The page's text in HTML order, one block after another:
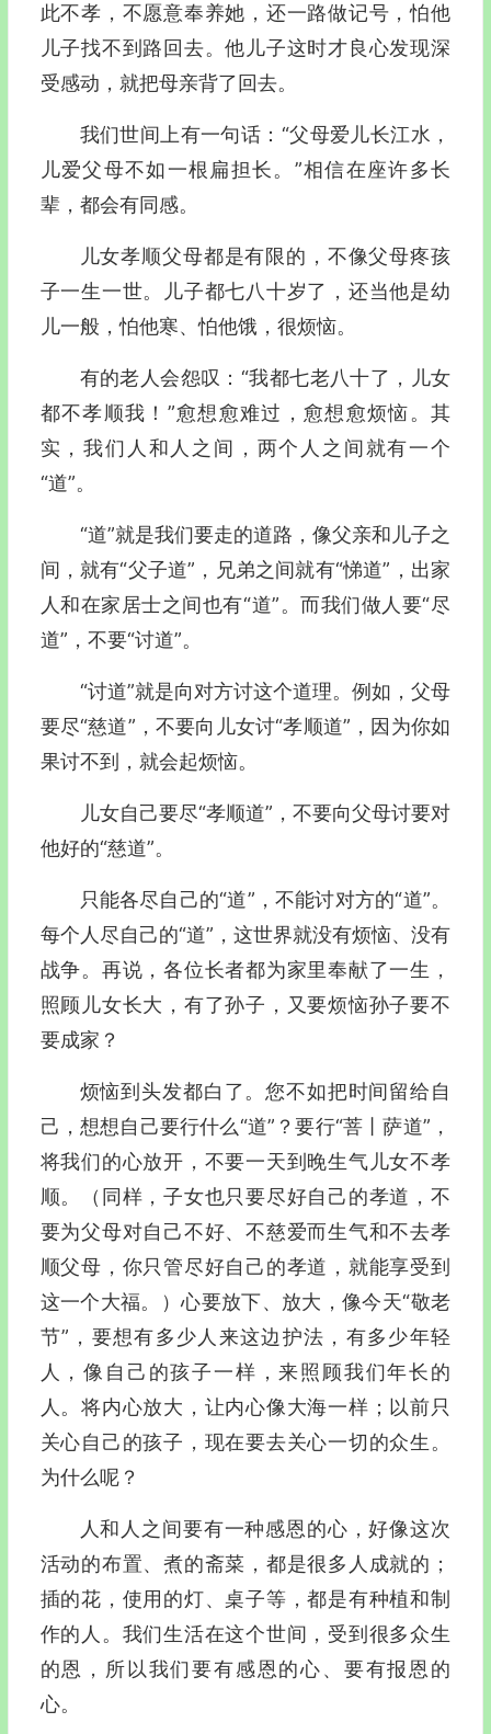
此不孝，不愿意奉养她，还一路做记号，怕他
儿子找不到路回去。他儿子这时才良心发现深
受感动，就把母亲背了回去。
我们世间上有一句话：“父母爱儿长江水，
儿爱父母不如一根扁担长。”相信在座许多长
辈，都会有同感。
儿女孝顺父母都是有限的，不像父母疼孩
子一生一世。儿子都七八十岁了，还当他是幼
儿一般，怕他寒、怕他饿，很烦恼。
有的老人会怨叹：“我都七老八十了，儿女
都不孝顺我！”愈想愈难过，愈想愈烦恼。其
实，我们人和人之间，两个人之间就有一个
“道”。
“道”就是我们要走的道路，像父亲和儿子之
间，就有“父子道”，兄弟之间就有“悌道”，出家
人和在家居士之间也有“道”。而我们做人要“尽
道”，不要“讨道”。
“讨道”就是向对方讨这个道理。例如，父母
要尽“慈道”，不要向儿女讨“孝顺道”，因为你如
果讨不到，就会起烦恼。
儿女自己要尽“孝顺道”，不要向父母讨要对
他好的“慈道”。
只能各尽自己的“道”，不能讨对方的“道”。
每个人尽自己的“道”，这世界就没有烦恼、没有
战争。再说，各位长者都为家里奉献了一生，
照顾儿女长大，有了孙子，又要烦恼孙子要不
要成家？
烦恼到头发都白了。您不如把时间留给自
己，想想自己要行什么“道”？要行“菩丨萨道”，
将我们的心放开，不要一天到晚生气儿女不孝
顺。（同样，子女也只要尽好自己的孝道，不
要为父母对自己不好、不慈爱而生气和不去孝
顺父母，你只管尽好自己的孝道，就能享受到
这一个大福。）心要放下、放大，像今天“敬老
节”，要想有多少人来这边护法，有多少年轻
人，像自己的孩子一样，来照顾我们年长的
人。将内心放大，让内心像大海一样；以前只
关心自己的孩子，现在要去关心一切的众生。
为什么呢？
人和人之间要有一种感恩的心，好像这次
活动的布置、煮的斋菜，都是很多人成就的；
插的花，使用的灯、桌子等，都是有种植和制
作的人。我们生活在这个世间，受到很多众生
的恩，所以我们要有感恩的心、要有报恩的
心。